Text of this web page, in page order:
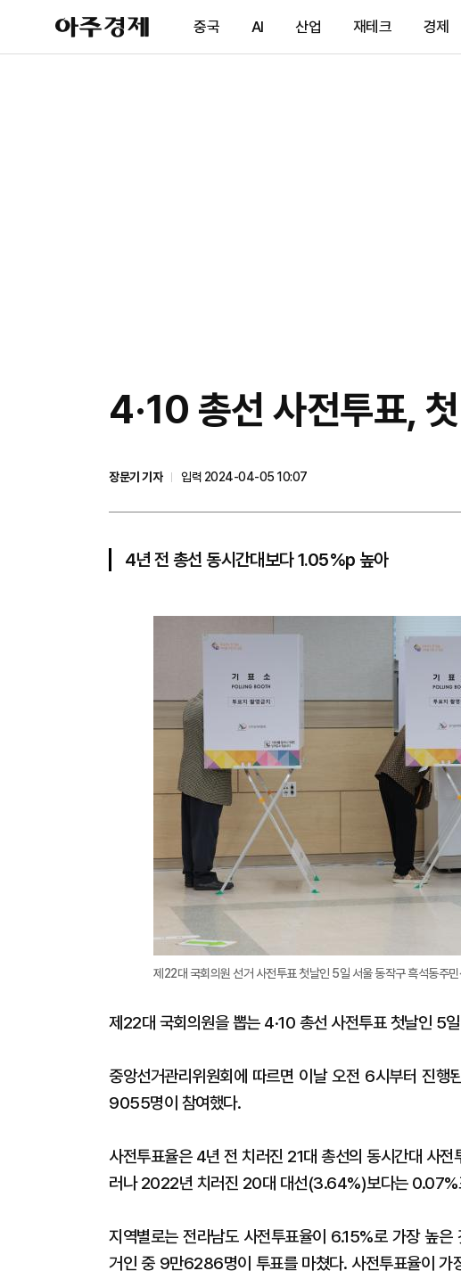
아
주
제
중국 AI 산업 재테크 경제
4·10 총선 사전투표,
장문기 기자
입력 2024-04-05 10:07
4년 전 총선 동시간대보다 1.05%p 높아
제22대 국회의원 선거 사전투표 첫날인 5일 서울 동작구 흑석동주
제22대 국회의원을 뽑는 4·10 총선 사전투표 첫날인 5
중앙선거관리위원회에 따르면 이날 오전 6시부터 진
9055명이 참여했다.
사전투표율은 4년 전 치러진 21대 총선의 동시간대 사
러나 2022년 치러진 20대 대선(3.64%)보다는 0.07%
지역별로는 전라남도 사전투표율이 6.15%로 가장 높
거인 중 9만6286명이 투표를 마쳤다. 사전투표율이